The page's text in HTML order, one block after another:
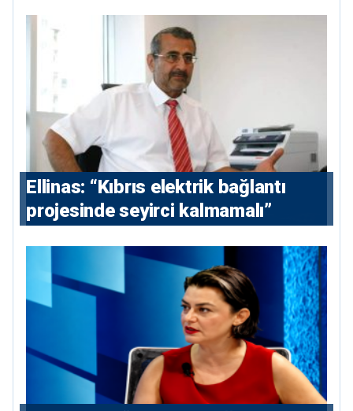
Ellinas: “Kıbrıs elektrik bağlantı
projesinde seyirci kalmamalı”